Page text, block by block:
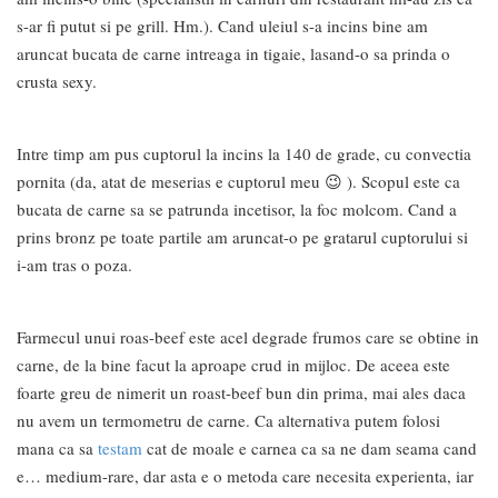
s-ar fi putut si pe grill. Hm.). Cand uleiul s-a incins bine am
aruncat bucata de carne intreaga in tigaie, lasand-o sa prinda o
crusta sexy.
Intre timp am pus cuptorul la incins la 140 de grade, cu convectia
pornita (da, atat de meserias e cuptorul meu 😉 ). Scopul este ca
bucata de carne sa se patrunda incetisor, la foc molcom. Cand a
prins bronz pe toate partile am aruncat-o pe gratarul cuptorului si
i-am tras o poza.
Farmecul unui roas-beef este acel degrade frumos care se obtine in
carne, de la bine facut la aproape crud in mijloc. De aceea este
foarte greu de nimerit un roast-beef bun din prima, mai ales daca
nu avem un termometru de carne. Ca alternativa putem folosi
mana ca sa testam cat de moale e carnea ca sa ne dam seama cand
e… medium-rare, dar asta e o metoda care necesita experienta, iar